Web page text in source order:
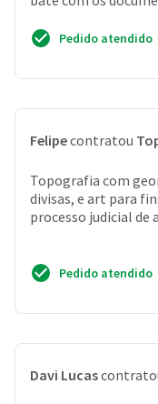
Pedido atendido
Felipecontratou
Topografia com
divisas, e art para
processo judicial de
Pedido atendido
Davi Lucas